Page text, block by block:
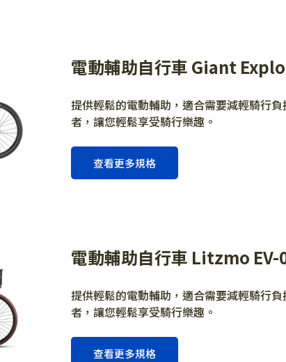
電動輔助自行車 Giant
提供輕鬆的電動輔助，適合需要減輕騎行負
者，讓您輕鬆享受騎行樂趣。
查看更多規格
電動輔助自行車 Litzmo EV-
提供輕鬆的電動輔助，適合需要減輕騎行負
者，讓您輕鬆享受騎行樂趣。
查看更多規格